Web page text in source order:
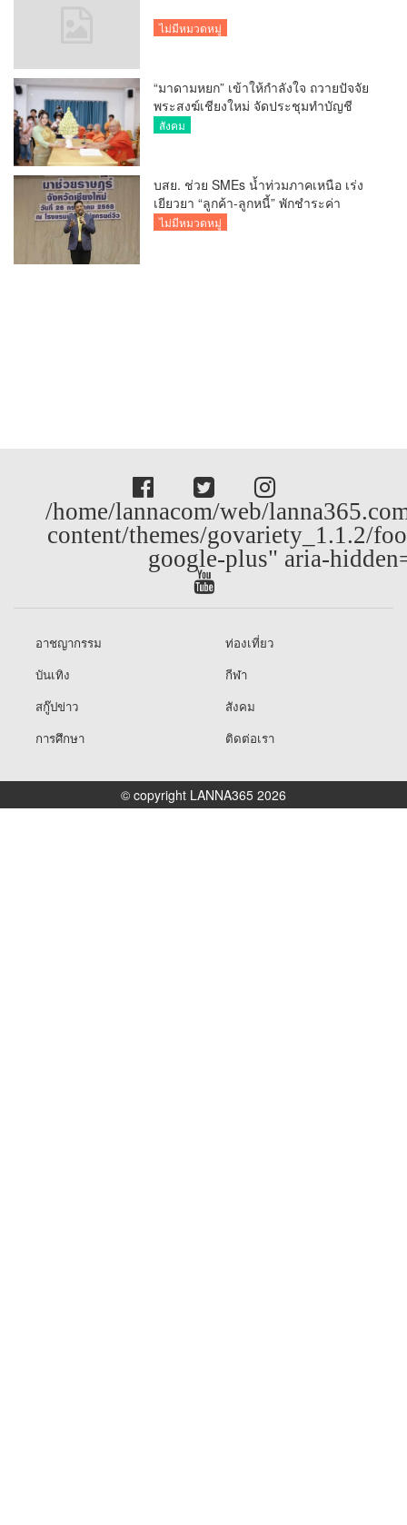
ไม่มีหมวดหมู่
“มาดามหยก” เข้าให้กำลังใจ ถวายปัจจัย
พระสงฆ์เชียงใหม่ จัดประชุมทำบัญชี
รายรับรายจ่ายของวัด กว่า 300 รูป ที่วัด
สังคม
บสย. ช่วย SMEs น้ำท่วมภาคเหนือ เร่ง
เยียวยา “ลูกค้า-ลูกหนี้” พักชำระค่า
ธรรมเนียม-ค่างวด
ไม่มีหมวดหมู่
/home/lannacom/web/
content/themes/govariety_1.1.2/
google-plus" aria-
อาชญากรรม
ท่องเที่ยว
บันเทิง
กีฬา
สกู๊ปข่าว
สังคม
การศึกษา
ติดต่อเรา
© copyright LANNA365 2026